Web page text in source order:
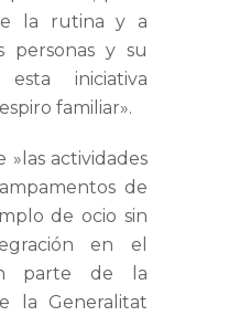
la rutina y a
personas y su
esta iniciativa
familiar».
»las actividades
de
de ocio sin
en el
parte de la
la Generalitat